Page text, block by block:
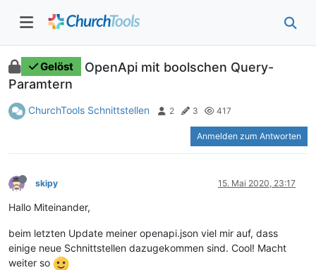
Gelöst
OpenApi mit boolschen Query-
Paramtern
ChurchTools Schnittstellen 2 3 417
Anmelden zum Antworten
skipy 15. Mai 2020, 23:17
Hallo Miteinander,
beim letzten Update meiner openapi.json viel mir auf, dass
einige neue Schnittstellen dazugekommen sind. Cool! Macht
weiter so